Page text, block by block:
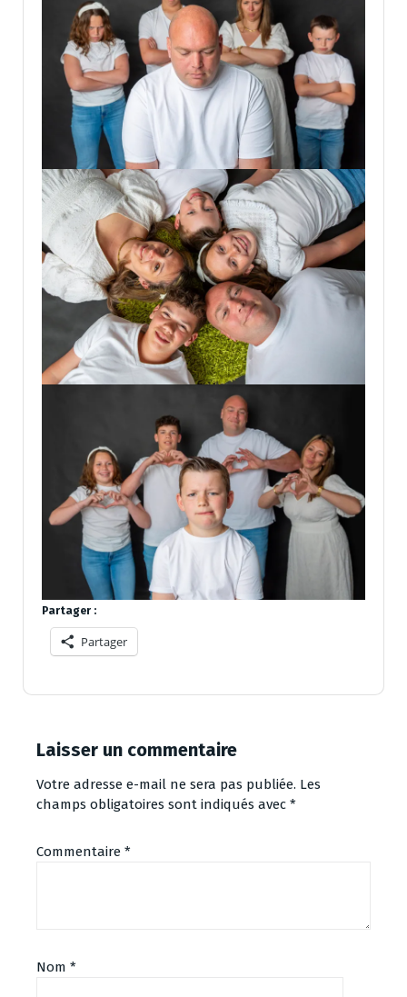
Partager :
Partager
Laisser un commentaire
Votre adresse e-mail ne sera pas publiée. Les
champs obligatoires sont indiqués avec *
Commentaire *
Nom *